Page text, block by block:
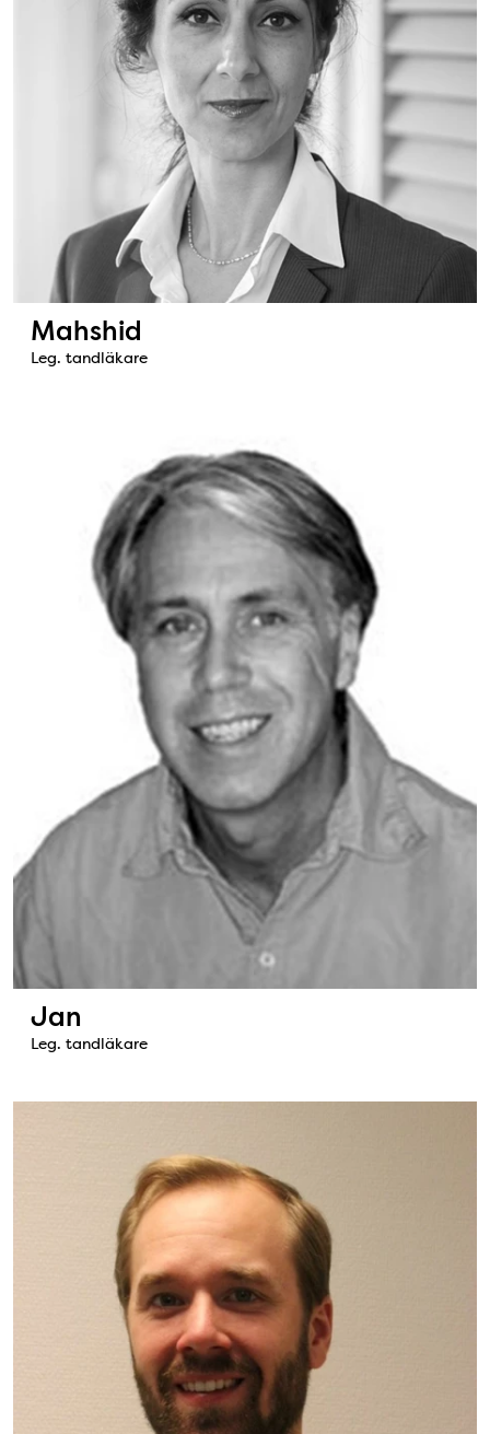
Mahshid
Leg. tandläkare
Jan
Leg. tandläkare